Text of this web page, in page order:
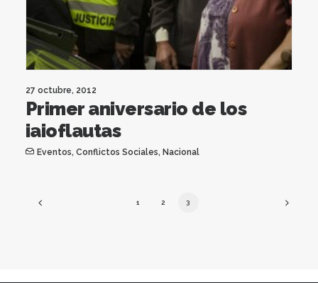
27 octubre, 2012
Primer aniversario de los
iaioflautas
Eventos, Conflictos Sociales, Nacional
1 2 3